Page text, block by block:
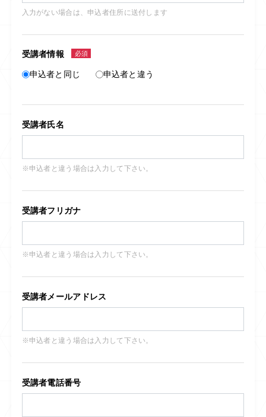
入力がない場合は、申込者住所に送付します
受講者情報 必須
申込者と同じ 申込者と違う
受講者氏名
※申込者と違う場合は入力して下さい。
受講者フリガナ
※申込者と違う場合は入力して下さい。
受講者メールアドレス
※申込者と違う場合は入力して下さい。
受講者電話番号